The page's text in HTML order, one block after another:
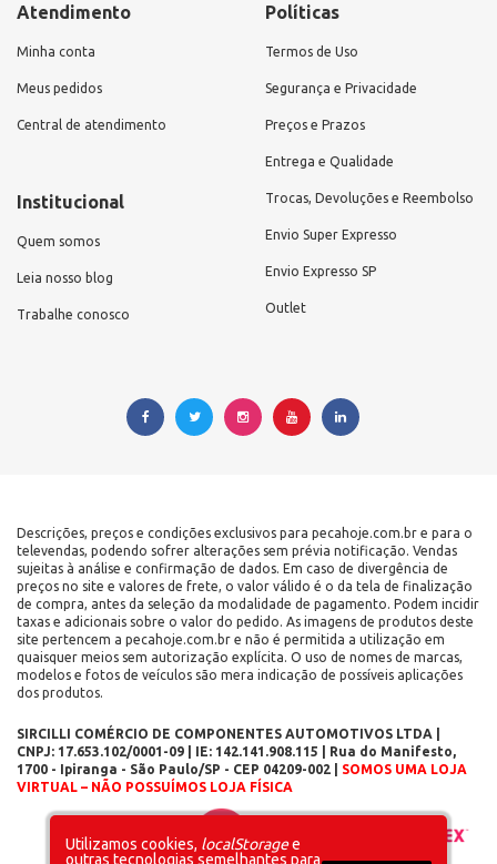
Atendimento
Minha conta
Meus pedidos
Central de atendimento
Institucional
Quem somos
Leia nosso blog
Trabalhe conosco
Políticas
Termos de Uso
Segurança e Privacidade
Preços e Prazos
Entrega e Qualidade
Trocas, Devoluções e Reembolso
Envio Super Expresso
Envio Expresso SP
Outlet
Descrições, preços e condições exclusivos para pecahoje.com.br e para o
televendas, podendo sofrer alterações sem prévia notificação. Vendas
sujeitas à análise e confirmação de dados. Em caso de divergência de
preços no site e valores de frete, o valor válido é o da tela de finalização
de compra, antes da seleção da modalidade de pagamento. Podem incidir
taxas e adicionais sobre o valor do pedido. As imagens de produtos deste
site pertencem a pecahoje.com.br e não é permitida a utilização em
quaisquer meios sem autorização explícita. O uso de nomes de marcas,
modelos e fotos de veículos são mera indicação de possíveis aplicações
dos produtos.
SIRCILLI COMÉRCIO DE COMPONENTES AUTOMOTIVOS LTDA |
CNPJ: 17.653.102/0001-09 | IE: 142.141.908.115 | Rua do Manifesto,
1700 - Ipiranga - São Paulo/SP - CEP 04209-002 | SOMOS UMA LOJA
VIRTUAL – NÃO POSSUÍMOS LOJA FÍSICA
Layout inicial
Utilizamos cookies, localStoragee
outras tecnologias semelhantes para